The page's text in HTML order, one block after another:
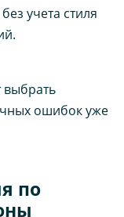
учета стиля
ошибок уже
по